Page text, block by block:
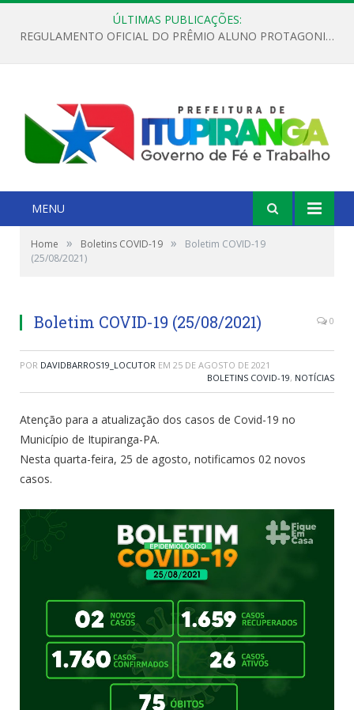
ÚLTIMAS PUBLICAÇÕES:
REGULAMENTO OFICIAL DO PRÊMIO ALUNO PROTAGONISTA – EDIÇÃO 2026
MENU
Home » Boletins COVID-19 »
Boletim COVID-19
(25/08/2021)
Boletim COVID-19 (25/08/2021) 0
POR DAVIDBARROS19_LOCUTOR EM 25 DE AGOSTO DE 2021
BOLETINS COVID-19, NOTÍCIAS
Atenção para a atualização dos casos de Covid-19 no
Município de Itupiranga-PA.
Nesta quarta-feira, 25 de agosto, notificamos 02 novos
casos.